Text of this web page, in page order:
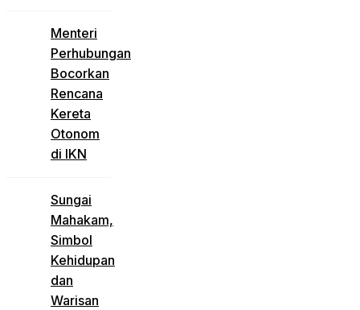
Menteri
Perhubungan
Bocorkan
Rencana
Kereta
Otonom
di IKN
Sungai
Mahakam,
Simbol
Kehidupan
dan
Warisan